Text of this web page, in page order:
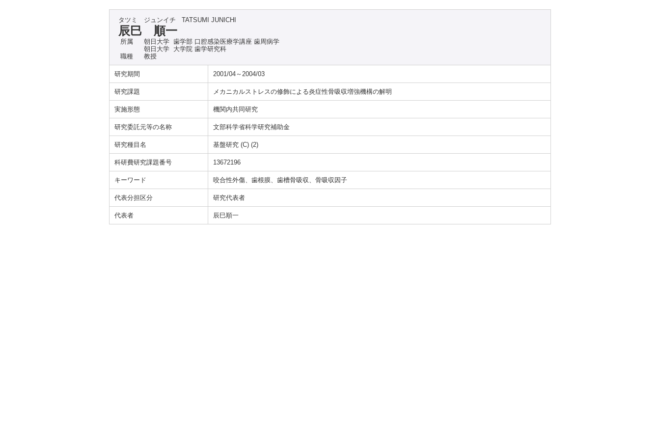
タツミ ジュンイチ TATSUMI JUNICHI
辰巳 順一
所属
朝日大学 歯学部 口腔感染医療学講座 歯周病学
朝日大学 大学院 歯学研究科
職種
教授
研究期間 2001/04～2004/03
研究課題 メカニカルストレスの修飾による炎症性骨吸収増強機構の解明
実施形態 機関内共同研究
研究委託元等の名称 文部科学省科学研究補助金
研究種目名 基盤研究 (C) (2)
科研費研究課題番号 13672196
キーワード 咬合性外傷、歯根膜、歯槽骨吸収、骨吸収因子
代表分担区分 研究代表者
代表者 辰巳順一